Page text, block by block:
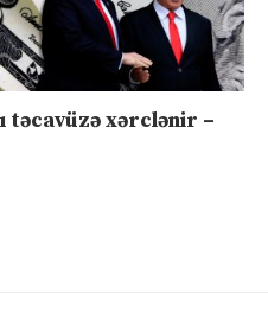
təcavüzə xərclənir –